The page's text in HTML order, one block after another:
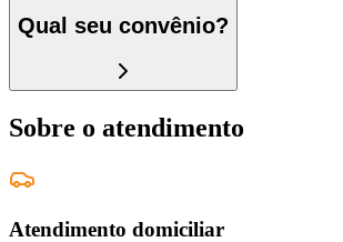
Qual seu convênio?
Sobre o atendimento
Atendimento domiciliar